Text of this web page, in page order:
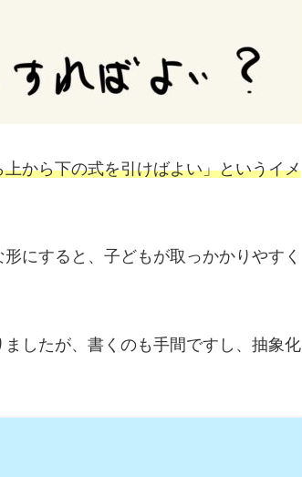
から下の式を引けばよい」というイメ
にすると、子どもが取っかかりやすく
したが、書くのも手間ですし、抽象化